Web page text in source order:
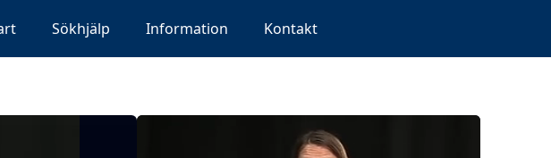
Sökhjälp Information Kontakt